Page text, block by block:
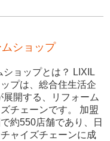
ショップ
ショップとは？ LIXIL
プは、総合住生活企
展開する、リフォーム
チェーンです。 加盟
約550店舗であり、日
ャイズチェーンに成